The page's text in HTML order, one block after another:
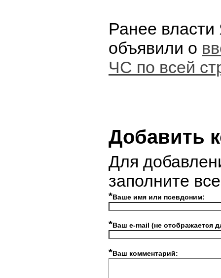
Ранее
объявили о
ЧС по всей
Добавить
Для
заполните
*Ваше имя или псевдоним:
*Ваш e-mail (не отображается
*Ваш комментарий: